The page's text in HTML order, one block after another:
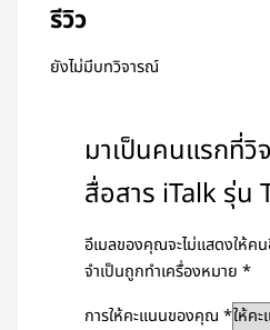
รีวิว
ยังไม่มีบทวิจารณ์
มาเป็นคนแรกที่วิ
สื่อสาร iTalk รุ่น
อีเมลของคุณจะไม่แสดงให้ค
จำเป็นถูกทำเครื่องหมาย*
การให้คะแนนของคุณ*